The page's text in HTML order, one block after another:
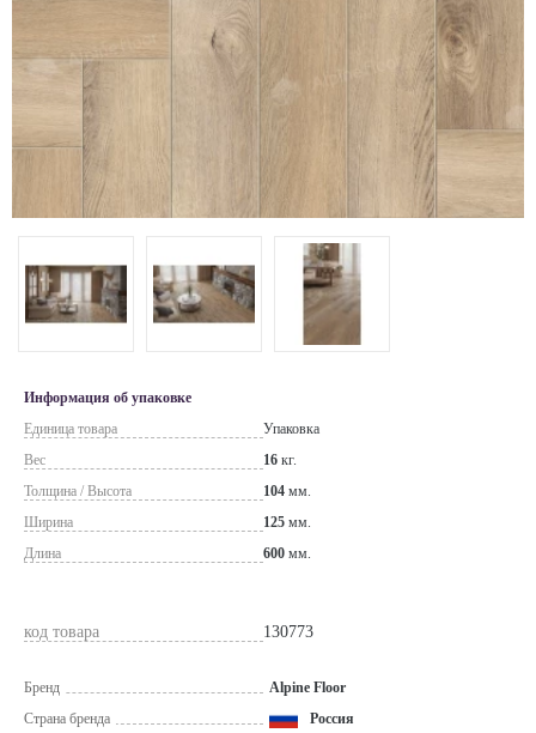
Информация об упаковке
Единица товара
Упаковка
Вес
16 кг.
Толщина / Высота
104 мм.
Ширина
125 мм.
Длина
600 мм.
код товара 130773
Бренд
Alpine Floor
Страна бренда
Россия